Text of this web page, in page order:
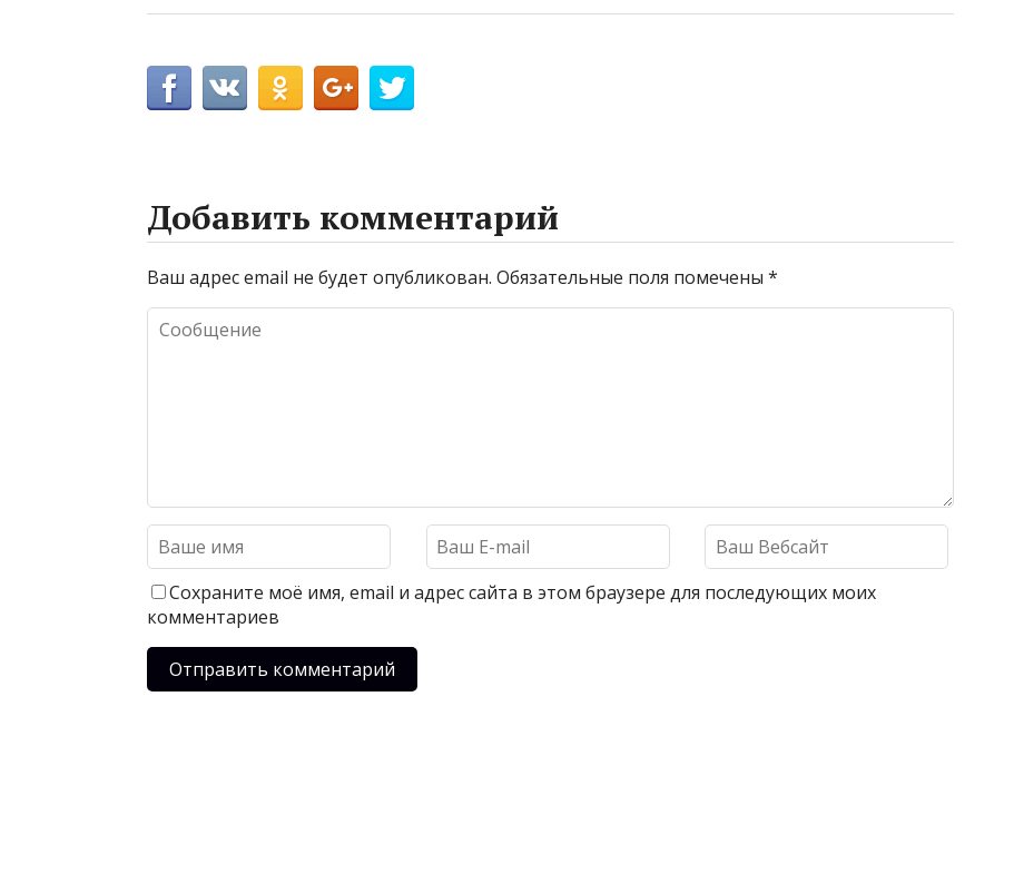
Добавить комментарий
Ваш адрес email не будет опубликован. Обязательные поля помечены *
Сохраните моё имя, email и адрес сайта в этом браузере для последующих моих
комментариев